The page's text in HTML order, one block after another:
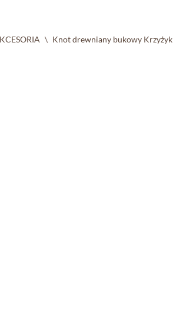
\ Knot drewniany bukowy Krzyżyk (5